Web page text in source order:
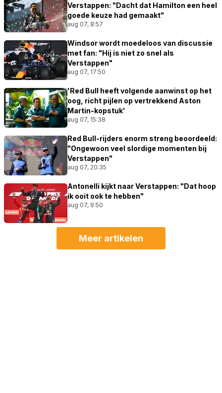
Verstappen: "Dacht dat Hamilton een heel
goede keuze had gemaakt"
aug 07, 8:57
Windsor wordt moedeloos van discussie
met fan: "Hij is niet zo snel als
Verstappen"
aug 07, 17:50
'Red Bull heeft volgende aanwinst op het
oog, richt pijlen op vertrekkend Aston
Martin-kopstuk'
aug 07, 15:38
Red Bull-rijders enorm streng beoordeeld:
"Ongewoon veel slordige momenten bij
Verstappen"
aug 07, 20:35
Antonelli kijkt naar Verstappen: "Dat hoop
ik ooit ook te hebben"
aug 07, 9:50
Meer artikelen